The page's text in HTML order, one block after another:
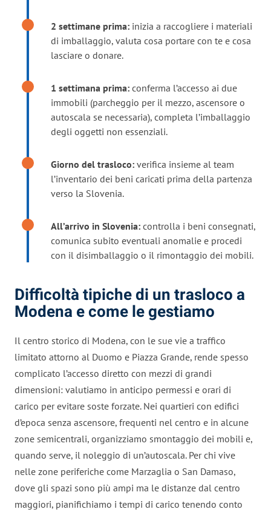
2 settimane prima: inizia a raccogliere i materiali
di imballaggio, valuta cosa portare con te e cosa
lasciare o donare.
1 settimana prima: conferma l’accesso ai due
immobili (parcheggio per il mezzo, ascensore o
autoscala se necessaria), completa l’imballaggio
degli oggetti non essenziali.
Giorno del trasloco: verifica insieme al team
l’inventario dei beni caricati prima della partenza
verso la Slovenia.
All’arrivo in Slovenia: controlla i beni consegnati,
comunica subito eventuali anomalie e procedi
con il disimballaggio o il rimontaggio dei mobili.
Difficoltà tipiche di un trasloco a
Modena e come le gestiamo
Il centro storico di Modena, con le sue vie a traffico
limitato attorno al Duomo e Piazza Grande, rende spesso
complicato l’accesso diretto con mezzi di grandi
dimensioni: valutiamo in anticipo permessi e orari di
carico per evitare soste forzate. Nei quartieri con edifici
d’epoca senza ascensore, frequenti nel centro e in alcune
zone semicentrali, organizziamo smontaggio dei mobili e,
quando serve, il noleggio di un’autoscala. Per chi vive
nelle zone periferiche come Marzaglia o San Damaso,
dove gli spazi sono più ampi ma le distanze dal centro
maggiori, pianifichiamo i tempi di carico tenendo conto